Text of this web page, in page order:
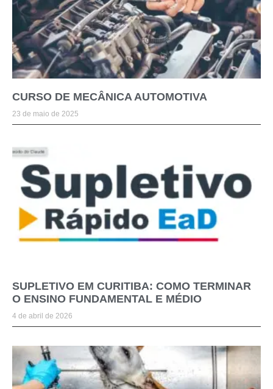
CURSO DE MECÂNICA AUTOMOTIVA
23 de maio de 2025
SUPLETIVO EM CURITIBA: COMO TERMINAR
O ENSINO FUNDAMENTAL E MÉDIO
4 de abril de 2026